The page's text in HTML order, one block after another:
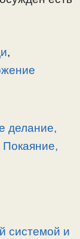
,
делание,
Покаяние,
системой и